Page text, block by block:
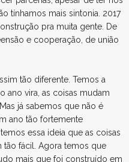
tínhamos mais sintonia. 2017
pra muita gente. De
e cooperação, de união
tão diferente. Temos a
ano vira, as coisas mudam
já sabemos que não é
ano tão fortemente
essa ideia que as coisas
tão fácil. Agora temos que
mais que foi construído em